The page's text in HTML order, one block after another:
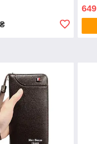
649